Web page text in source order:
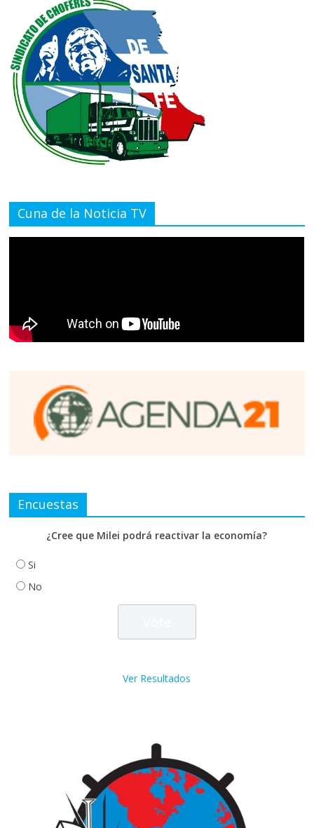
Cuna de la Noticia TV
Encuestas
¿Cree que Milei podrá reactivar la economía?
Si
No
Ver Resultados